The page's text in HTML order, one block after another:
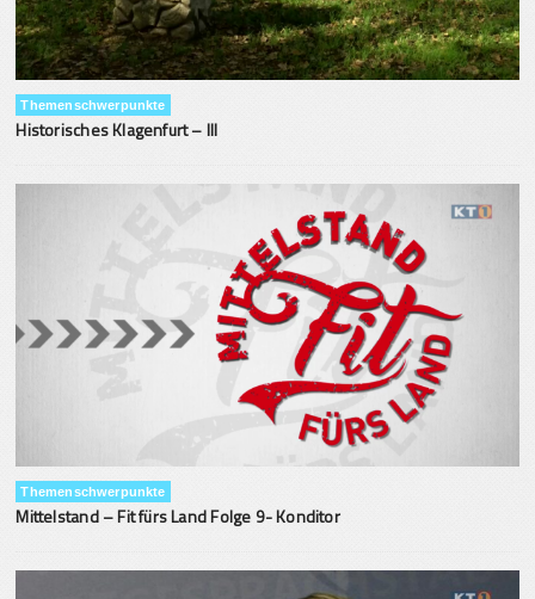
Themenschwerpunkte
Historisches Klagenfurt – III
Themenschwerpunkte
Mittelstand – Fit fürs Land Folge 9- Konditor